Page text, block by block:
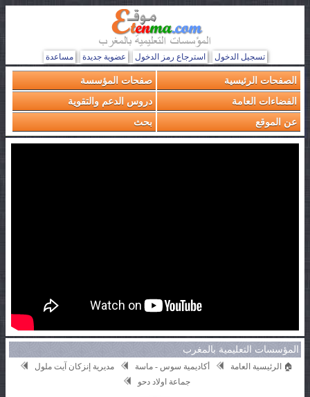
تسجيل الدخول استرجاع رمز الدخول عضوية جديدة مساعدة
الصفحات الرئيسية
صفحات المؤسسة
الفضاءات العامة
دروس الدعم والتقوية
عن الموقع
بحث
المؤسسات التعليمية بالمغرب
🏠 الرئيسية العامة أكاديمية سوس - ماسة
مديرية إنزكان آيت ملول
جماعة اولاد دحو